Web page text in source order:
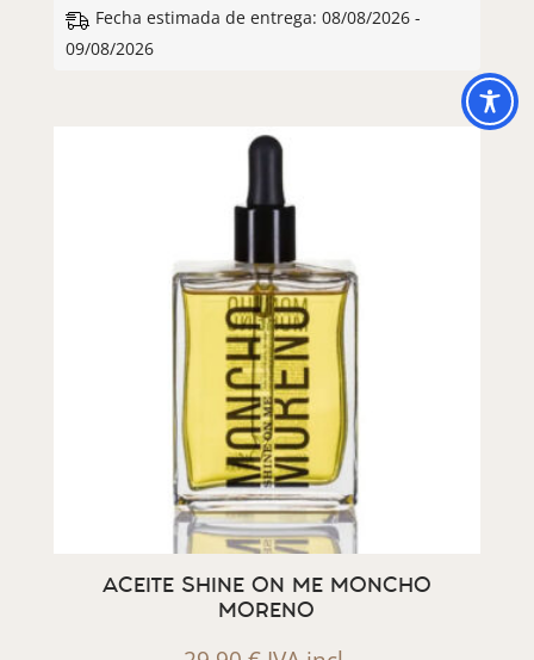
Fecha estimada de entrega: 08/08/2026 -
09/08/2026
ACEITE SHINE ON ME MONCHO
MORENO